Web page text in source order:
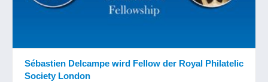
Sébastien Delcampe wird Fellow der Royal Philatelic
Society London